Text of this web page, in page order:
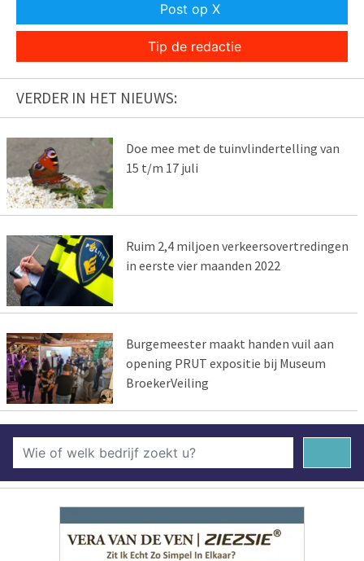
Post op X
Tip de redactie
VERDER IN HET NIEUWS:
Doe mee met de tuinvlindertelling van
15 t/m 17 juli
Ruim 2,4 miljoen verkeersovertredingen
in eerste vier maanden 2022
Burgemeester maakt handen vuil aan
opening PRUT expositie bij Museum
BroekerVeiling